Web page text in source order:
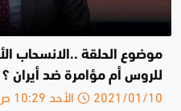
موضوع الحلقة ..الانسحاب
للروس أم مؤامرة ضد أيران ؟
2021/01/10 الأحد 10:29 ص